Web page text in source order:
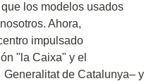
los modelos usados
Ahora,
impulsado
"la Caixa" y el
de Catalunya– y